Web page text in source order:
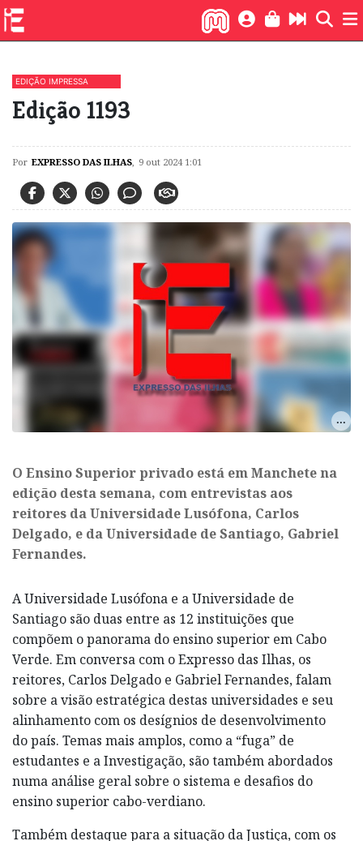
EDIÇÃO IMPRESSA
Edição 1193
Por EXPRESSO DAS ILHAS, 9 out 2024 1:01
O Ensino Superior privado está em Manchete na
edição desta semana, com entrevistas aos
reitores da Universidade Lusófona, Carlos
Delgado, e da Universidade de Santiago, Gabriel
Fernandes.
A Universidade Lusófona e a Universidade de
Santiago são duas entre as 12 instituições que
compõem o panorama do ensino superior em Cabo
Verde. Em conversa com o Expresso das Ilhas, os
reitores, Carlos Delgado e Gabriel Fernandes, falam
sobre a visão estratégica destas universidades e seu
alinhamento com os desígnios de desenvolvimento
do país. Temas mais amplos, como a “fuga” de
estudantes e a Investigação, são também abordados
numa análise geral sobre o sistema e desafios do
ensino superior cabo-verdiano.
Também destaque para a situação da Justiça, com os